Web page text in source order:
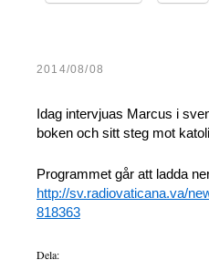
2014/08/08
Idag intervjuas Marcus i
boken och sitt steg mot
Programmet går att ladda
http://sv.radiovaticana.va/
818363
Dela: